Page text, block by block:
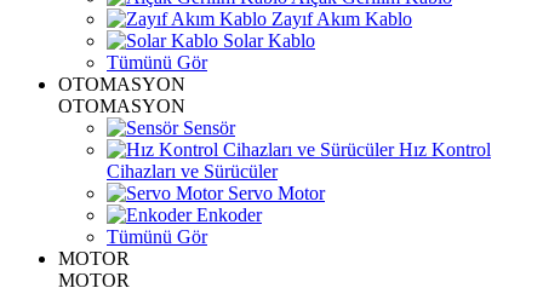
Zayıf Akım Kablo
Solar Kablo
Tümünü Gör
OTOMASYON
OTOMASYON
Sensör
Hız Kontrol
Cihazları ve Sürücüler
Servo Motor
Enkoder
Tümünü Gör
MOTOR
MOTOR